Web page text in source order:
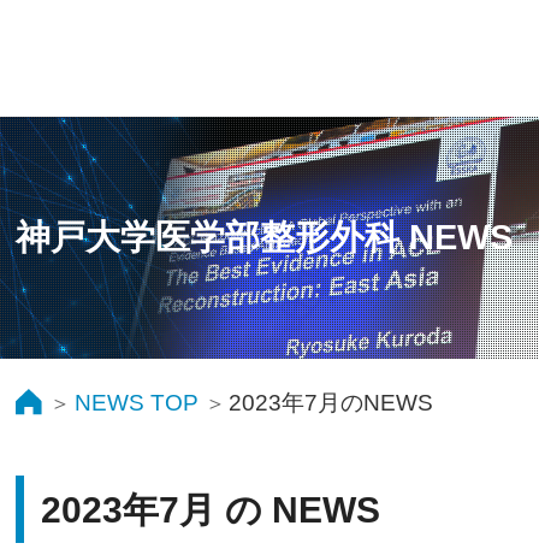
神戸大学医学部整形外科 NEWS
NEWS TOP 2023年7月のNEWS
2023年7月 の NEWS